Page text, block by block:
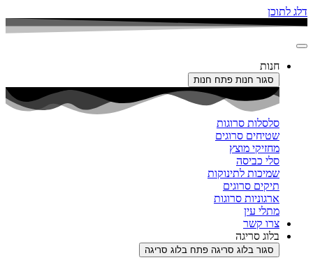
דלג לתוכן
חנות
סגור חנות פתח חנות
סלסלות סרוגות
שטיחים סרוגים
מחזיקי מוצץ
סלי כביסה
שמיכות לתינוקות
תיקים סרוגים
ארגוניות סרוגות
מתלי עין
צרו קשר
בלוג סריגה
סגור בלוג סריגה פתח בלוג סריגה